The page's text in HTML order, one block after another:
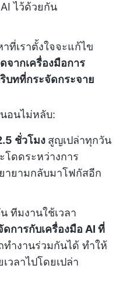
ไว้ด้วยกัน
ที่เราตั้งใจจะแก้ไข
จากเครื่องมือการ
บทที่กระจัดกระจาย
อนไม่หลับ:
ชั่วโมง สูญเปล่าทุกวัน
โดดระหว่างการ
ยามกลับมาโฟกัสอีก
ทีมงานใช้เวลา
การกับเครื่องมือ AI ที่
ำงานร่วมกันได้ ทำให้
วลาไปโดยเปล่า